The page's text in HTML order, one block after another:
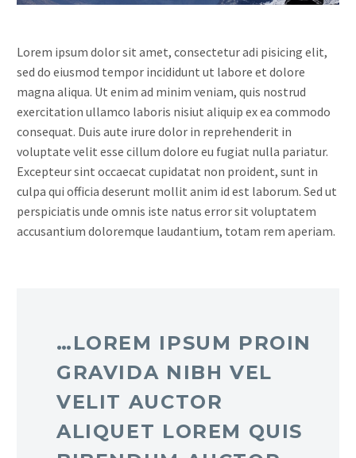
Lorem ipsum dolor sit amet, consectetur adi pisicing elit,
sed do eiusmod tempor incididunt ut labore et dolore
magna aliqua. Ut enim ad minim veniam, quis nostrud
exercitation ullamco laboris nisiut aliquip ex ea commodo
consequat. Duis aute irure dolor in reprehenderit in
voluptate velit esse cillum dolore eu fugiat nulla pariatur.
Excepteur sint occaecat cupidatat non proident, sunt in
culpa qui officia deserunt mollit anim id est laborum. Sed ut
perspiciatis unde omnis iste natus error sit voluptatem
accusantium doloremque laudantium, totam rem aperiam.
…LOREM IPSUM PROIN
GRAVIDA NIBH VEL
VELIT AUCTOR
ALIQUET LOREM QUIS